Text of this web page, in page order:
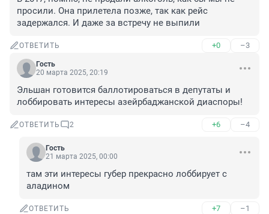
просили. Она прилетела позже, так как рейс
задержался. И даже за встречу не выпили
ОТВЕТИТЬ +0 –3
Гость
20 марта 2025, 20:19
Эльшан готовится баллотироваться в депутаты и
лоббировать интересы азейрбаджанской диаспоры!
ОТВЕТИТЬ 2 +6 –4
Гость
21 марта 2025, 00:00
там эти интересы губер прекрасно лоббирует с
аладином
ОТВЕТИТЬ +7 –1